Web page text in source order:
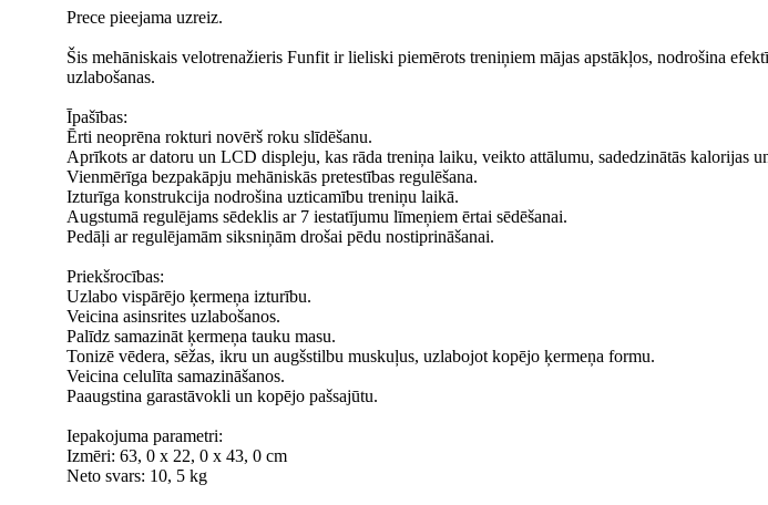
Prece pieejama uzreiz.
Šis mehāniskais velotrenažieris Funfit ir lieliski piemērots treniņiem mājas apstākļos, nodrošina
uzlabošanas.
Īpašības:
Ērti neoprēna rokturi novērš roku slīdēšanu.
Aprīkots ar datoru un LCD displeju, kas rāda treniņa laiku, veikto attālumu, sadedzinātās kalorijas
Vienmērīga bezpakāpju mehāniskās pretestības regulēšana.
Izturīga konstrukcija nodrošina uzticamību treniņu laikā.
Augstumā regulējams sēdeklis ar 7 iestatījumu līmeņiem ērtai sēdēšanai.
Pedāļi ar regulējamām siksniņām drošai pēdu nostiprināšanai.
Priekšrocības:
Uzlabo vispārējo ķermeņa izturību.
Veicina asinsrites uzlabošanos.
Palīdz samazināt ķermeņa tauku masu.
Tonizē vēdera, sēžas, ikru un augšstilbu muskuļus, uzlabojot kopējo ķermeņa formu.
Veicina celulīta samazināšanos.
Paaugstina garastāvokli un kopējo pašsajūtu.
Iepakojuma parametri:
Izmēri: 63, 0 x 22, 0 x 43, 0 cm
Neto svars: 10, 5 kg